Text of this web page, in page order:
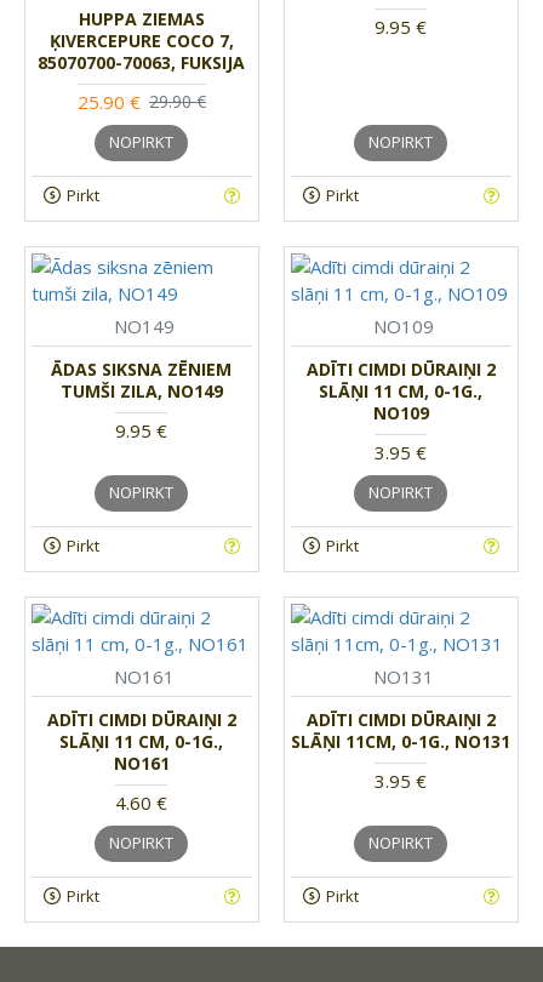
HUPPA ZIEMAS
ĶIVERCEPURE COCO 7,
85070700-70063, FUKSIJA
25.90 € 29.90 €
NOPIRKT
Pirkt
9.95 €
NOPIRKT
Pirkt
NO149
ĀDAS SIKSNA ZĒNIEM
TUMŠI ZILA, NO149
9.95 €
NOPIRKT
Pirkt
NO109
ADĪTI CIMDI DŪRAIŅI 2
SLĀŅI 11 CM, 0-1G.,
NO109
3.95 €
NOPIRKT
Pirkt
NO161
ADĪTI CIMDI DŪRAIŅI 2
SLĀŅI 11 CM, 0-1G.,
NO161
4.60 €
NOPIRKT
Pirkt
NO131
ADĪTI CIMDI DŪRAIŅI 2
SLĀŅI 11CM, 0-1G., NO131
3.95 €
NOPIRKT
Pirkt